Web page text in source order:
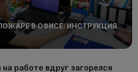
В ОФИСЕ: ИНСТРУКЦИЯ
работе вдруг загорелся